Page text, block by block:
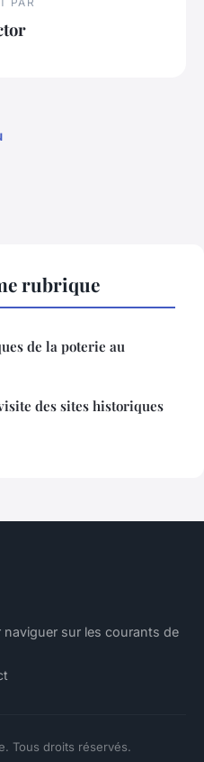
rubrique
de la poterie au
des sites historiques
sur les courants de
Tous droits réservés.